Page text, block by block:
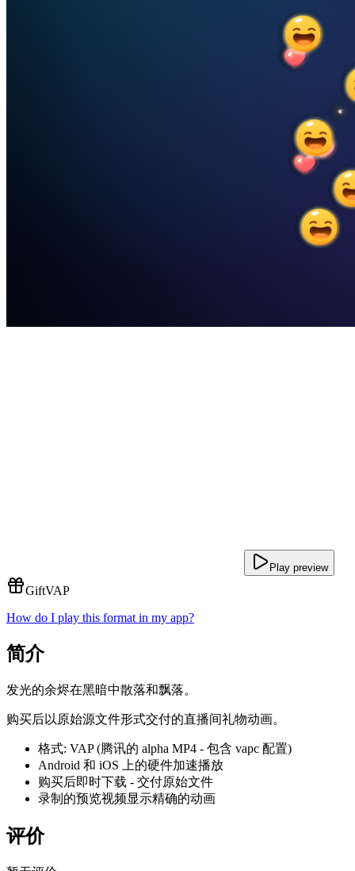
Play preview
GiftVAP
How do I play this format in my app?
简介
发光的余烬在黑暗中散落和飘落。
购买后以原始源文件形式交付的直播间礼物动画。
格式: VAP (腾讯的 alpha MP4 - 包含 vapc 配置)
Android 和 iOS 上的硬件加速播放
购买后即时下载 - 交付原始文件
录制的预览视频显示精确的动画
评价